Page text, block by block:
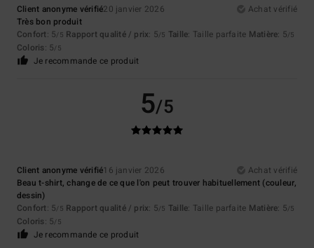
Client anonyme vérifié20 janvier 2026
Achat vérifié
Très bon produit
Confort: 5/5 Rapport qualité / prix: 5/5 Taille: Taille parfaite Matière: 5/5
Coloris: 5/5
Je recommande ce produit
5/5
Client anonyme vérifié16 janvier 2026
Achat vérifié
Beau t-shirt, change de ce que l'on peut trouver habituellement (couleur,
dessin)
Confort: 5/5 Rapport qualité / prix: 5/5 Taille: Taille parfaite Matière: 5/5
Coloris: 5/5
Je recommande ce produit